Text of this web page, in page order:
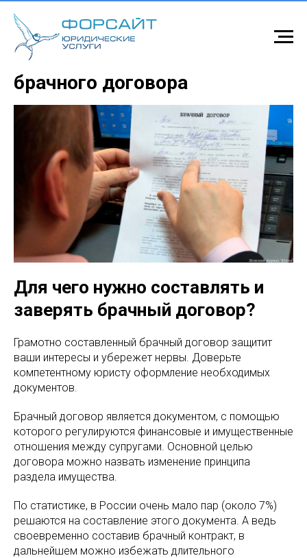
Составление и заверение
брачного договора
Для чего нужно составлять и
заверять брачный договор?
Грамотно составленный брачный договор защитит
ваши интересы и убережет нервы. Доверьте
компетентному юристу оформление необходимых
документов.
Брачный договор является документом, с помощью
которого регулируются финансовые и имущественные
отношения между супругами. Основной целью
договора можно назвать изменение принципа
раздела имущества.
По статистике, в России очень мало пар (около 7%)
решаются на составление этого документа. А ведь
своевременно составив брачный контракт, в
дальнейшем можно избежать длительного